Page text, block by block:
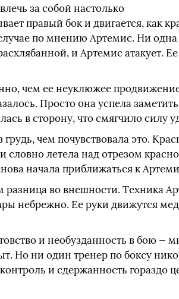
за собой настолько
правый бок и двигается, как
по мнению Артемис. Ни одна
и Артемис атакует.
чем ее неуклюжее
Просто она успела заметить
в сторону, что смягчило силу
чем почувствовала это.
словно летела над отрезом
начала приближаться к
во внешности. Техника
небрежно. Ее руки движутся
и необузданность в бою —
Но ни один тренер по боксу
и сдержанность гораздо